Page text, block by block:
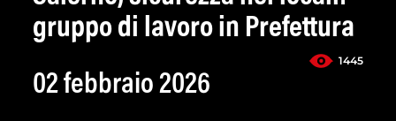
gruppo di lavoro in Prefettura
1445
02 febbraio 2026